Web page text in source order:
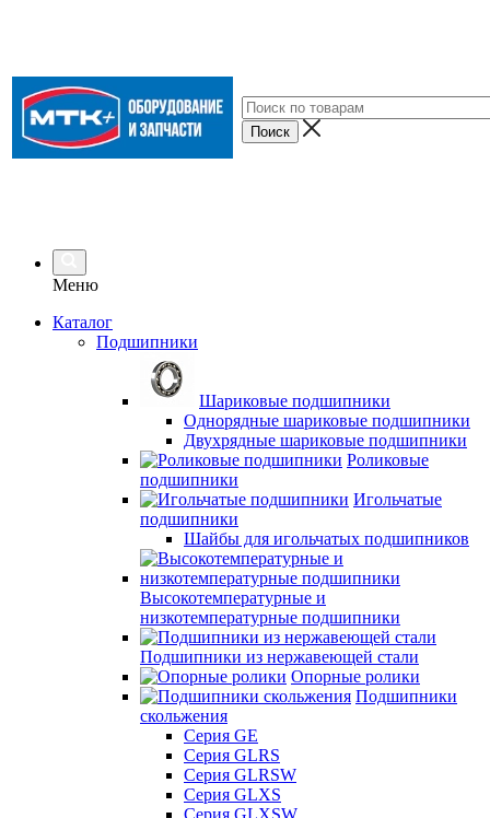
Меню
Каталог
Подшипники
Шариковые подшипники
Однорядные шариковые подшипники
Двухрядные шариковые подшипники
Роликовые
подшипники
Игольчатые
подшипники
Шайбы для игольчатых подшипников
Высокотемпературные и
низкотемпературные подшипники
Подшипники из нержавеющей стали
Опорные ролики
Подшипники
скольжения
Серия GE
Серия GLRS
Серия GLRSW
Серия GLXS
Серия GLXSW